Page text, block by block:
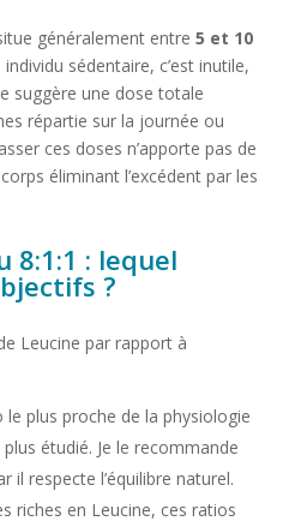
généralement entre 5 et 10
individu sédentaire, c’est inutile,
suggère une dose totale
répartie sur la journée ou
ces doses n’apporte pas de
éliminant l’excédent par les
8:1:1 : lequel
?
Leucine par rapport à
le plus proche de la physiologie
étudié. Je le recommande
il respecte l’équilibre naturel.
riches en Leucine, ces ratios